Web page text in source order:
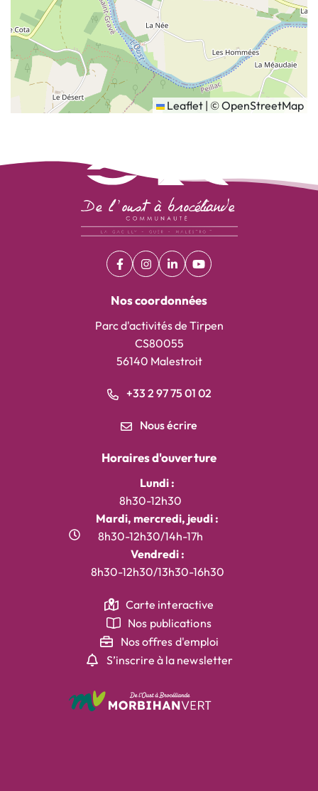
Leaflet | ©OpenStreetMap
Facebook
(ouverture dans un nouvel onglet)
Instagram
(ouverture dans un nouvel onglet)
Linkedin
(ouverture dans un nouvel
YouTube
(ouverture dans un
Nos coordonnées
Parc d'activités de Tirpen
CS80055
56140 Malestroit
+33 2 97 75 01 02
Nous écrire
Horaires d'ouverture
Lundi :
8h30-12h30
Mardi, mercredi, jeudi :
8h30-12h30/14h-17h
Vendredi :
8h30-12h30/13h30-16h30
Carte interactive
Nos publications
Nos offres d'emploi
S’inscrire à la newsletter